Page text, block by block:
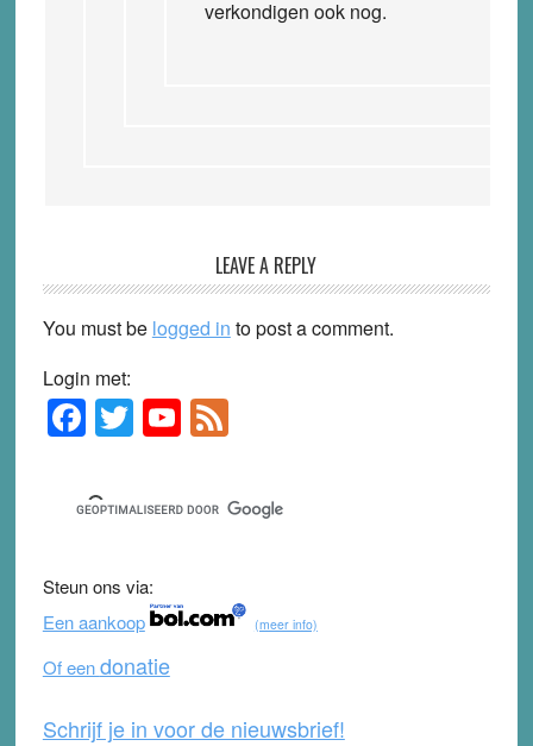
verkondigen ook nog.
LEAVE A REPLY
You must be logged in to post a comment.
Login met:
Primary
Sidebar
F
a
c
e
b
o
o
k
T
wi
tt
er
Y
o
u
T
b
e
F
e
d
Steun ons via:
Een aankoop
(meer info)
Of eendonatie
Schrijf je in voor de nieuwsbrief!